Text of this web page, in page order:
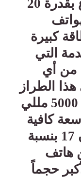
يوفر شحناً سلكياً أسرع بقدرة 20
كبيرة
التي
من أي
الطراز
على بطارية تبلغ سعتها 5000 مللي
كافية
جداً لشحن هاتف آيفون 17 بنسبة
شحن هاتف
حجماً